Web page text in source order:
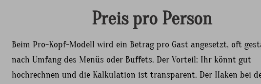
Preis pro Person
Beim Pro-Kopf-Modell wird ein Betrag pro Gast angesetzt, oft
nach Umfang des Menüs oder Buffets. Der Vorteil: Ihr könnt gut
hochrechnen und die Kalkulation ist transparent. Der Haken bei